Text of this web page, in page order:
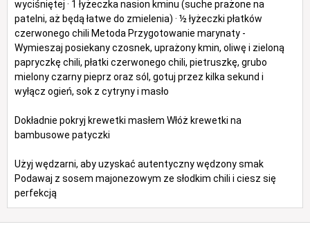
wyciśniętej · 1 łyżeczka nasion kminu (suche prażone na
patelni, aż będą łatwe do zmielenia) · ½ łyżeczki płatków
czerwonego chili Metoda Przygotowanie marynaty -
Wymieszaj posiekany czosnek, uprażony kmin, oliwę i zieloną
papryczkę chili, płatki czerwonego chili, pietruszkę, grubo
mielony czarny pieprz oraz sól, gotuj przez kilka sekund i
wyłącz ogień, sok z cytryny i masło
Dokładnie pokryj krewetki masłem Włóż krewetki na
bambusowe patyczki
Użyj wędzarni, aby uzyskać autentyczny wędzony smak
Podawaj z sosem majonezowym ze słodkim chili i ciesz się
perfekcją